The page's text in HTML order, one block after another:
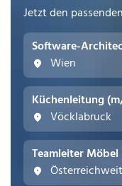
Jetzt den
Software-
Wien
Küchenleitung
Vöcklabruck
Teamleiter
Österreichweit